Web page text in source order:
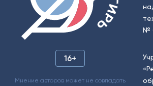
16+
Мнение авторов может не совпадать
№